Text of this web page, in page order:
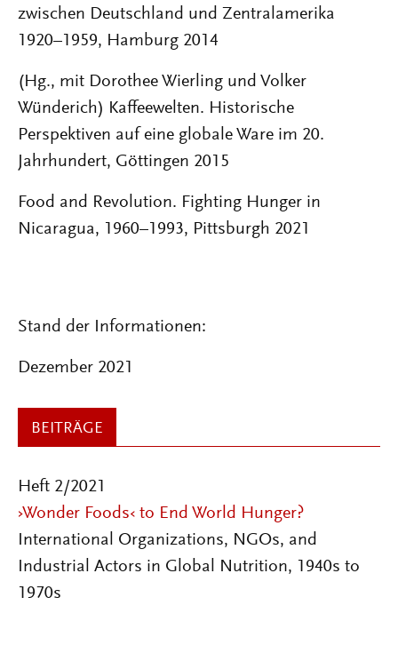
zwischen Deutschland und Zentralamerika
1920–1959, Hamburg 2014
(Hg., mit Dorothee Wierling und Volker
Wünderich) Kaffeewelten. Historische
Perspektiven auf eine globale Ware im 20.
Jahrhundert, Göttingen 2015
Food and Revolution. Fighting Hunger in
Nicaragua, 1960–1993, Pittsburgh 2021
Stand der Informationen:
Dezember 2021
BEITRÄGE
Heft 2/2021
›Wonder Foods‹ to End World Hunger?
International Organizations, NGOs, and
Industrial Actors in Global Nutrition, 1940s to
1970s